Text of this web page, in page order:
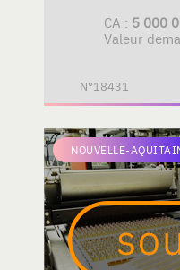
CA : 5 000
Valeur
N°18431
NOUVELLE-